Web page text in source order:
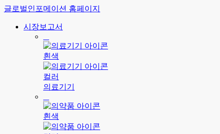
글로벌인포메이션 홈페이지
시장보고서
의료기기